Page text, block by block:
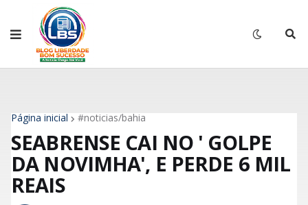
Página inicial #noticias/bahia
SEABRENSE CAI NO ' GOLPE
DA NOVIMHA', E PERDE 6 MIL
REAIS